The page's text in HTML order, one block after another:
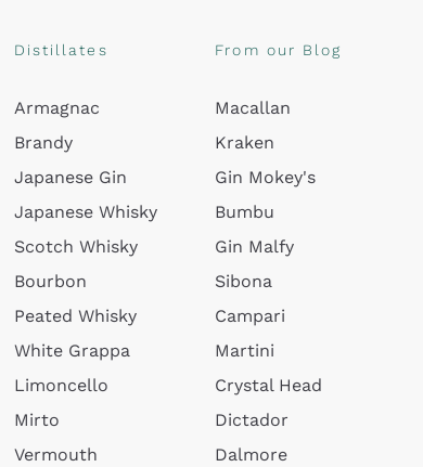
Distillates
Armagnac
Brandy
Japanese Gin
Japanese Whisky
Scotch Whisky
Bourbon
Peated Whisky
White Grappa
Limoncello
Mirto
Vermouth
From our Blog
Macallan
Kraken
Gin Mokey's
Bumbu
Gin Malfy
Sibona
Campari
Martini
Crystal Head
Dictador
Dalmore